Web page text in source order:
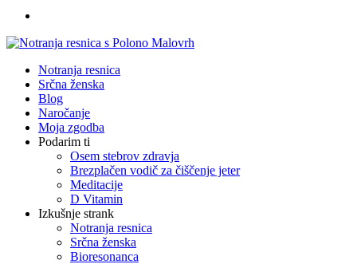
Notranja resnica
Srčna ženska
Blog
Naročanje
Moja zgodba
Podarim ti
Osem stebrov zdravja
Brezplačen vodič za čiščenje jeter
Meditacije
D Vitamin
Izkušnje strank
Notranja resnica
Srčna ženska
Bioresonanca